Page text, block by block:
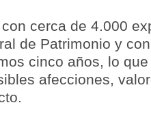
cerca de 4.000
de Patrimonio y
cinco años, lo
afecciones,